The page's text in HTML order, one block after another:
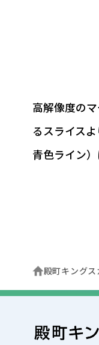
高解像度の
るスライス
青色ライン
殿町キング